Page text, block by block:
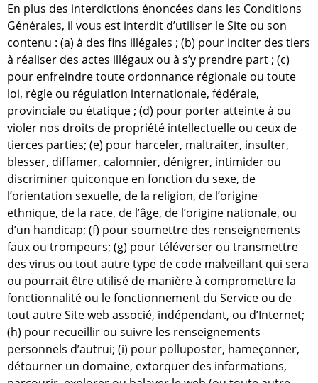
En plus des interdictions énoncées dans les Conditions
Générales, il vous est interdit d’utiliser le Site ou son
contenu : (a) à des fins illégales ; (b) pour inciter des tiers
à réaliser des actes illégaux ou à s’y prendre part ; (c)
pour enfreindre toute ordonnance régionale ou toute
loi, règle ou régulation internationale, fédérale,
provinciale ou étatique ; (d) pour porter atteinte à ou
violer nos droits de propriété intellectuelle ou ceux de
tierces parties; (e) pour harceler, maltraiter, insulter,
blesser, diffamer, calomnier, dénigrer, intimider ou
discriminer quiconque en fonction du sexe, de
l’orientation sexuelle, de la religion, de l’origine
ethnique, de la race, de l’âge, de l’origine nationale, ou
d’un handicap; (f) pour soumettre des renseignements
faux ou trompeurs; (g) pour téléverser ou transmettre
des virus ou tout autre type de code malveillant qui sera
ou pourrait être utilisé de manière à compromettre la
fonctionnalité ou le fonctionnement du Service ou de
tout autre Site web associé, indépendant, ou d’Internet;
(h) pour recueillir ou suivre les renseignements
personnels d’autrui; (i) pour polluposter, hameçonner,
détourner un domaine, extorquer des informations,